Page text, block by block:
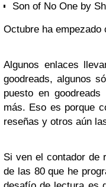
Son of No One by
Octubre ha
Algunos enlaces
goodreads, algunos
puesto en
más. Eso es porque
reseñas y otros aún
Si ven el contador de
de las 80 que he